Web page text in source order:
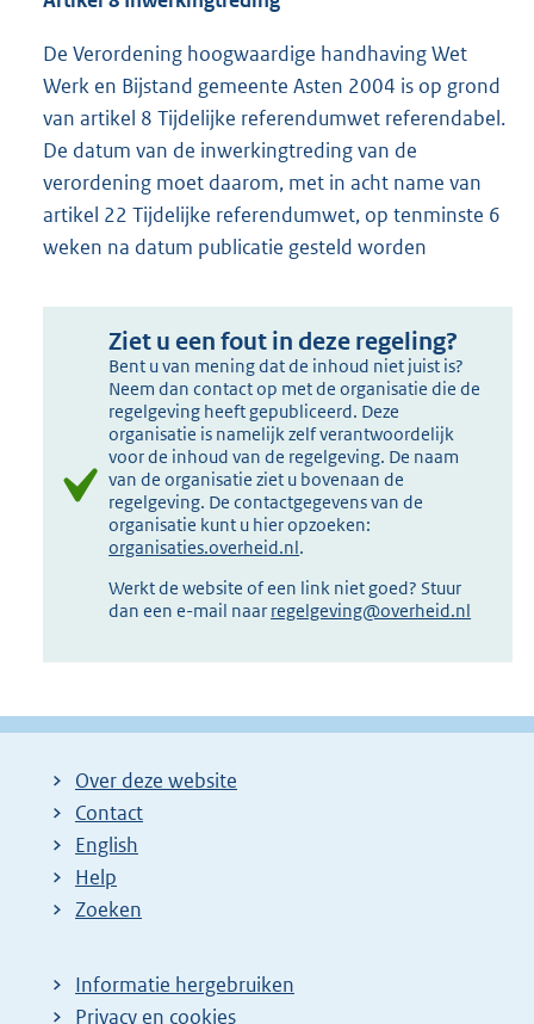
De Verordening hoogwaardige handhaving Wet
Werk en Bijstand gemeente Asten 2004 is op grond
van artikel 8 Tijdelijke referendumwet referendabel.
De datum van de inwerkingtreding van de
verordening moet daarom, met in acht name van
artikel 22 Tijdelijke referendumwet, op tenminste 6
weken na datum publicatie gesteld worden
Ziet u een fout in deze regeling?
Bent u van mening dat de inhoud niet juist is?
Neem dan contact op met de organisatie die de
regelgeving heeft gepubliceerd. Deze
organisatie is namelijk zelf verantwoordelijk
voor de inhoud van de regelgeving. De naam
van de organisatie ziet u bovenaan de
regelgeving. De contactgegevens van de
organisatie kunt u hier opzoeken:
organisaties.overheid.nl.
Werkt de website of een link niet goed? Stuur
dan een e-mail naar regelgeving@overheid.nl
Over deze website
Contact
English
Help
Zoeken
Informatie hergebruiken
Privacy en cookies